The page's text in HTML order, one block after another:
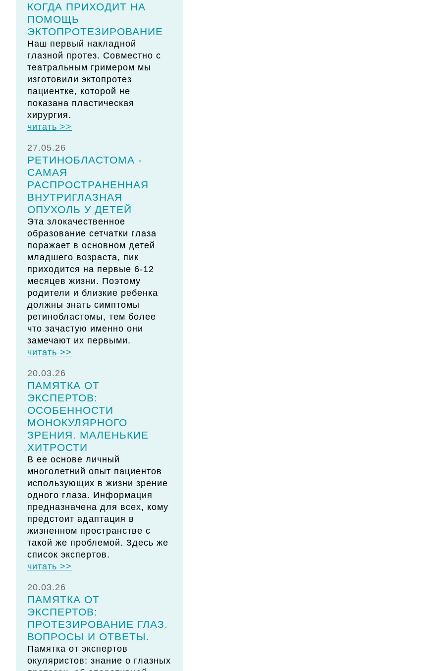
КОГДА ПРИХОДИТ НА
ПОМОЩЬ
ЭКТОПРОТЕЗИРОВАНИЕ
Наш первый накладной
глазной протез. Совместно с
театральным гримером мы
изготовили эктопротез
пациентке, которой не
показана пластическая
хирургия.
читать >>
27.05.26
РЕТИНОБЛАСТОМА -
САМАЯ
РАСПРОСТРАНЕННАЯ
ВНУТРИГЛАЗНАЯ
ОПУХОЛЬ У ДЕТЕЙ
Эта злокачественное
образование сетчатки глаза
поражает в основном детей
младшего возраста, пик
приходится на первые 6-12
месяцев жизни. Поэтому
родители и близкие ребенка
должны знать симптомы
ретинобластомы, тем более
что зачастую именно они
замечают их первыми.
читать >>
20.03.26
ПАМЯТКА ОТ
ЭКСПЕРТОВ:
ОСОБЕННОСТИ
МОНОКУЛЯРНОГО
ЗРЕНИЯ. МАЛЕНЬКИЕ
ХИТРОСТИ
В ее основе личный
многолетний опыт пациентов
использующих в жизни зрение
одного глаза. Информация
предназначена для всех, кому
предстоит адаптация в
жизненном пространстве с
такой же проблемой. Здесь же
список экспертов.
читать >>
20.03.26
ПАМЯТКА ОТ
ЭКСПЕРТОВ:
ПРОТЕЗИРОВАНИЕ ГЛАЗ.
ВОПРОСЫ И ОТВЕТЫ.
Памятка от экспертов
окуляристов: знание о глазных